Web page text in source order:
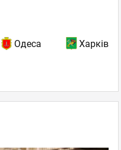
Одеса Харків